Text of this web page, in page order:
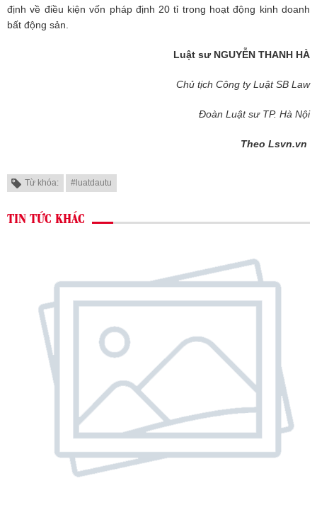
định về điều kiện vốn pháp định 20 tỉ trong hoạt động kinh doanh
bất động sản.
Luật sư NGUYỄN THANH HÀ
Chủ tịch Công ty Luật SB Law
Đoàn Luật sư TP. Hà Nội
Theo Lsvn.vn
Từ khóa: #luatdautu
TIN TỨC KHÁC